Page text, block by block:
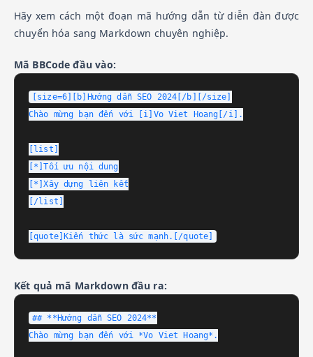
Hãy xem cách một đoạn mã hướng dẫn từ diễn đàn được
chuyển hóa sang Markdown chuyên nghiệp.
Mã BBCode đầu vào:
[size=6][b]Hướng dẫn SEO 2024[/b][/size]
Chào mừng bạn đến với [i]Vo Viet Hoang[/i].
[list]
[*]Tối ưu nội dung
[*]Xây dựng liên kết
[/list]
[quote]Kiến thức là sức mạnh.[/quote]
Kết quả mã Markdown đầu ra:
## **Hướng dẫn SEO 2024**
Chào mừng bạn đến với *Vo Viet Hoang*.